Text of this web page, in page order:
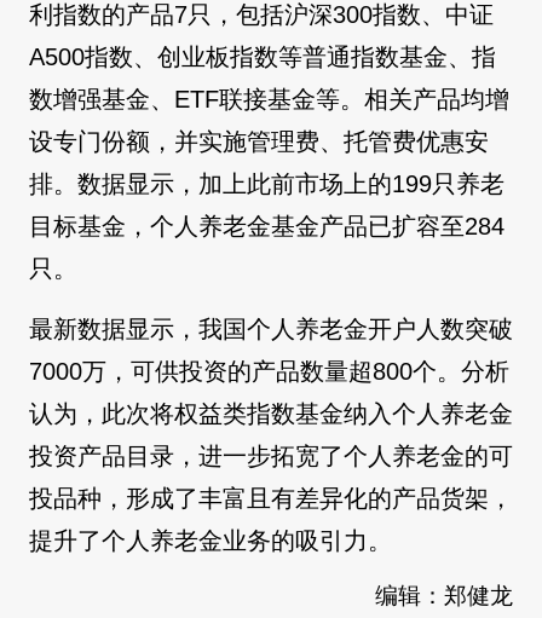
利指数的产品7只，包括沪深300指数、中证
A500指数、创业板指数等普通指数基金、指
数增强基金、ETF联接基金等。相关产品均增
设专门份额，并实施管理费、托管费优惠安
排。数据显示，加上此前市场上的199只养老
目标基金，个人养老金基金产品已扩容至284
只。
最新数据显示，我国个人养老金开户人数突破
7000万，可供投资的产品数量超800个。分析
认为，此次将权益类指数基金纳入个人养老金
投资产品目录，进一步拓宽了个人养老金的可
投品种，形成了丰富且有差异化的产品货架，
提升了个人养老金业务的吸引力。
编辑：郑健龙